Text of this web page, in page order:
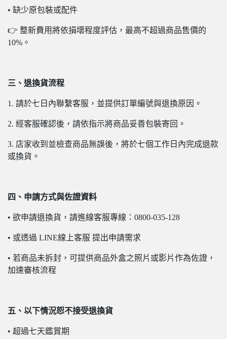
• 缺少原包裝或配件
👉 整新費用將依損壞程度評估，最高不超過商品售價的
10%。
三、退換貨流程
1. 請於七日內聯繫客服，並提供訂單編號與退換原因。
2. 經客服確認後，請依指示將商品妥善包裝寄回。
3. 店家收到並檢查商品無誤後，將於七個工作日內完成退款
或換貨。
四、申請方式與佐證資料
• 欲申請退換貨，請進線客服專線：0800-035-128
• 或透過 LINE線上客服 提出申請需求
• 若商品未拆封，可提供商品外盒之照片或影片作為佐證，
加速審核流程
五、以下情況恕不接受退換貨
• 超過七天鑑賞期